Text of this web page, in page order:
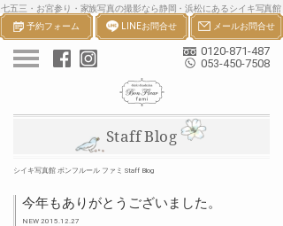
七五三・お宮参り・家族写真の撮影なら静岡・浜松にあるシイキ
ボンフルールへ。一生の宝物になる七五三・お宮参り等の家族写
0120-871-487
053-450-7508
予約フォーム LINEお問合せ メールお問合せ
Staff Blog
シイキ写真館 ボンフルール ファミ Staff Blog
今年もありがとうございました。
NEW 2015.12.27